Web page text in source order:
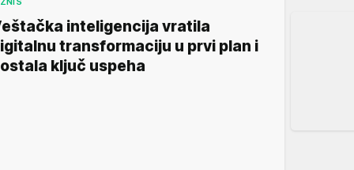
inteligencija vratila
transformaciju u prvi plan i
ključ uspeha